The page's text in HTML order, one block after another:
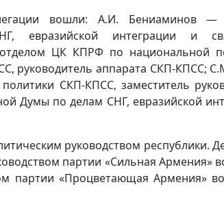
вошли: А.И. Бениаминов —
евразийской интеграции и
ЦК КПРФ по национальной
руководитель аппарата СКП-КПСС;
СКП-КПСС, заместитель
Думы по делам СНГ, евразийской
руководством республики.
партии «Сильная Армения»
партии «Процветающая Армения»